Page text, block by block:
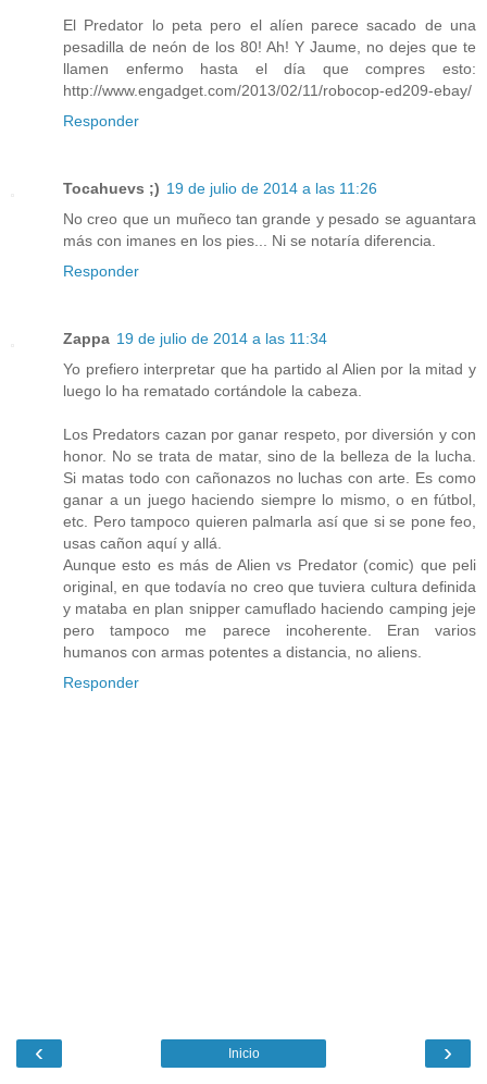
El Predator lo peta pero el alíen parece sacado de una
pesadilla de neón de los 80! Ah! Y Jaume, no dejes que te
llamen enfermo hasta el día que compres esto:
http://www.engadget.com/2013/02/11/robocop-ed209-ebay/
Responder
Tocahuevs ;) 19 de julio de 2014 a las 11:26
No creo que un muñeco tan grande y pesado se aguantara
más con imanes en los pies... Ni se notaría diferencia.
Responder
Zappa 19 de julio de 2014 a las 11:34
Yo prefiero interpretar que ha partido al Alien por la mitad y
luego lo ha rematado cortándole la cabeza.
Los Predators cazan por ganar respeto, por diversión y con
honor. No se trata de matar, sino de la belleza de la lucha.
Si matas todo con cañonazos no luchas con arte. Es como
ganar a un juego haciendo siempre lo mismo, o en fútbol,
etc. Pero tampoco quieren palmarla así que si se pone feo,
usas cañon aquí y allá.
Aunque esto es más de Alien vs Predator (comic) que peli
original, en que todavía no creo que tuviera cultura definida
y mataba en plan snipper camuflado haciendo camping jeje
pero tampoco me parece incoherente. Eran varios
humanos con armas potentes a distancia, no aliens.
Responder
‹ ›
Inicio